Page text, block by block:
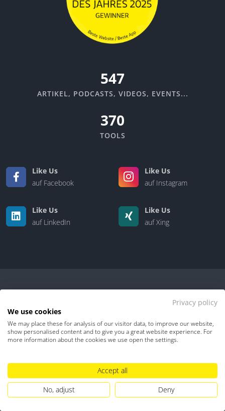
582
ARTIKEL, PODCASTS, VIDEOS, EVENTS...
370
TOOLS
Like Us
auf Facebook
Like Us
auf Instagram
Like Us
auf LinkedIn
Like Us
auf Xing
Kontakt | Über uns
Impressum
Hinweisgebersystem
Umgang mit KI
Privacy policy
We use cookies
We may place these for analysis of our visitor data, to improve our website,
show personalised content and to give you a great website experience. For
more information about the cookies we use open the settings.
Accept all
No, adjust
Deny